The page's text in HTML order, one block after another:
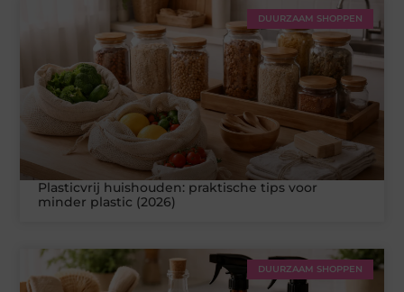
DUURZAAM SHOPPEN
Plasticvrij huishouden: praktische tips voor
minder plastic (2026)
DUURZAAM SHOPPEN